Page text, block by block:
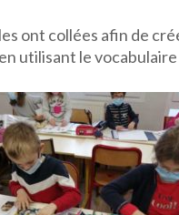
ont collées afin de
utilisant le